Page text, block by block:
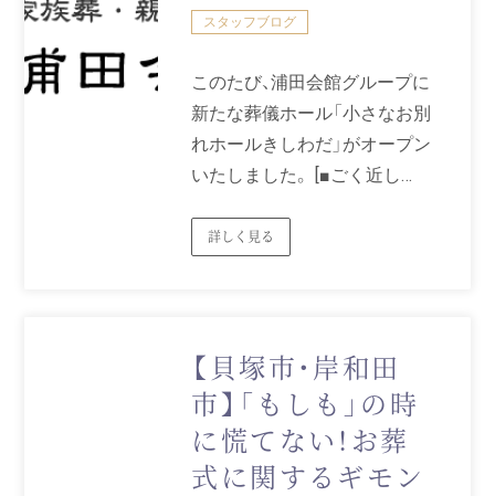
スタッフブログ
このたび、浦田会館グループに
新たな葬儀ホール「小さなお別
れホールきしわだ」がオープン
いたしました。 [■ごく近し…
詳しく見る
【貝塚市・岸和田
市】「もしも」の時
に慌てない！お葬
式に関するギモン